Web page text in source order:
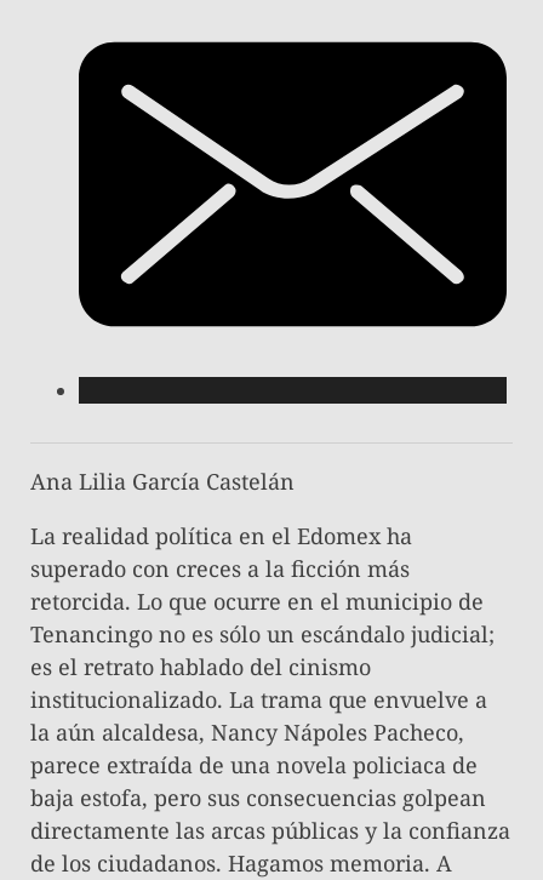
Ana Lilia García Castelán
​La realidad política en el Edomex ha
superado con creces a la ficción más
retorcida. Lo que ocurre en el municipio de
Tenancingo no es sólo un escándalo judicial;
es el retrato hablado del cinismo
institucionalizado. La trama que envuelve a
la aún alcaldesa, Nancy Nápoles Pacheco,
parece extraída de una novela policiaca de
baja estofa, pero sus consecuencias golpean
directamente las arcas públicas y la confianza
de los ciudadanos. ​Hagamos memoria. A